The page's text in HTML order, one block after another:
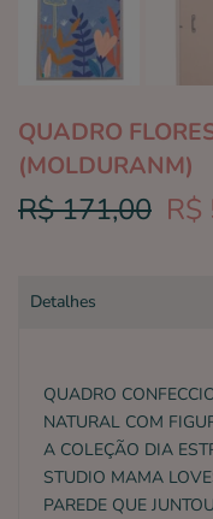
QUADRO
(MOLDURANM)
R$ 171,00 R$
Detalhes
QUADRO
NATURAL COM
A COLEÇÃO DIA
STUDIO MAMA
PAREDE QUE